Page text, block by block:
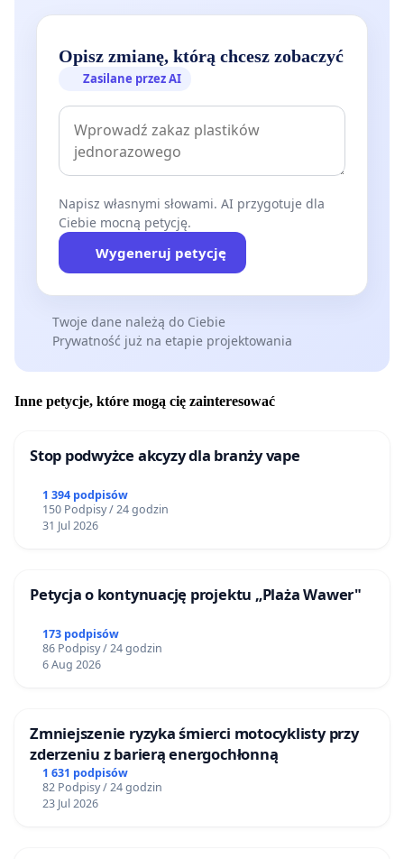
Opisz zmianę, którą chcesz zobaczyć
Zasilane przez AI
Napisz własnymi słowami. AI przygotuje dla
Ciebie mocną petycję.
Wygeneruj petycję
Twoje dane należą do Ciebie
Prywatność już na etapie projektowania
Inne petycje, które mogą cię zainteresować
Stop podwyżce akcyzy dla branży vape
1 394 podpisów
150 Podpisy / 24 godzin
31 Jul 2026
Petycja o kontynuację projektu „Plaża Wawer"
173 podpisów
86 Podpisy / 24 godzin
6 Aug 2026
Zmniejszenie ryzyka śmierci motocyklisty przy
zderzeniu z barierą energochłonną
1 631 podpisów
82 Podpisy / 24 godzin
23 Jul 2026